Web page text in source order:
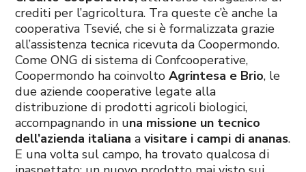
crediti per l’agricoltura. Tra queste c’è anche la
cooperativa Tsevié, che si è formalizzata grazie
all’assistenza tecnica ricevuta da Coopermondo.
Come ONG di sistema di Confcooperative,
Coopermondo ha coinvoltoAgrintesa e Brio, le
due aziende cooperative legate alla
distribuzione di prodotti agricoli biologici,
accompagnando in una missione un tecnico
dell’azienda italiana avisitare i campi di ananas.
E una volta sul campo, ha trovato qualcosa di